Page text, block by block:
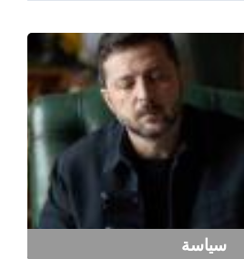
سياسة